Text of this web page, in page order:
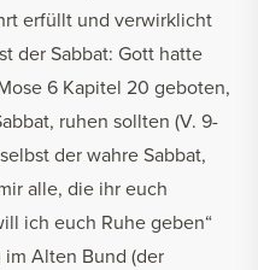
erfüllt und verwirklicht
der Sabbat: Gott hatte
6 Kapitel 20 geboten,
ruhen sollten (V. 9-
der wahre Sabbat,
alle, die ihr euch
ich euch Ruhe geben“
im Alten Bund (der